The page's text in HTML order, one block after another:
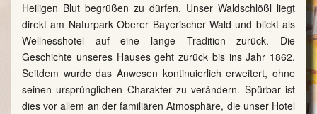
Heiligen Blut begrüßen zu dürfen. Unser Waldschlößl liegt
direkt am Naturpark Oberer Bayerischer Wald und blickt als
Wellnesshotel auf eine lange Tradition zurück. Die
Geschichte unseres Hauses geht zurück bis ins Jahr 1862.
Seitdem wurde das Anwesen kontinuierlich erweitert, ohne
seinen ursprünglichen Charakter zu verändern. Spürbar ist
dies vor allem an der familiären Atmosphäre, die unser Hotel